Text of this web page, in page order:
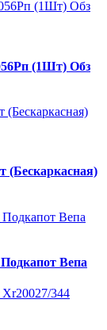
(1Шт) Обз
(Бескаркасная)
Вепа